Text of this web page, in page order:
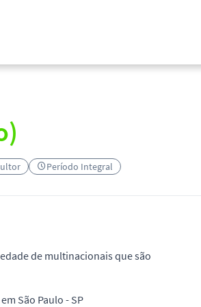
Período Integral
de multinacionais que são
São Paulo - SP